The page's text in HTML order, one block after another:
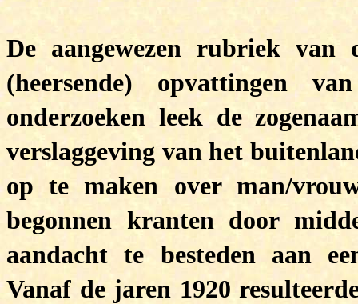
De aangewezen rubriek
(heersende) opvattingen
onderzoeken leek de
verslaggeving van het
op te maken over man/
begonnen kranten door
aandacht te besteden aan
Vanaf de jaren 1920